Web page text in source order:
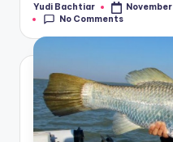
Posted
by
Yudi Bachtiar November
Tags:
No Comments